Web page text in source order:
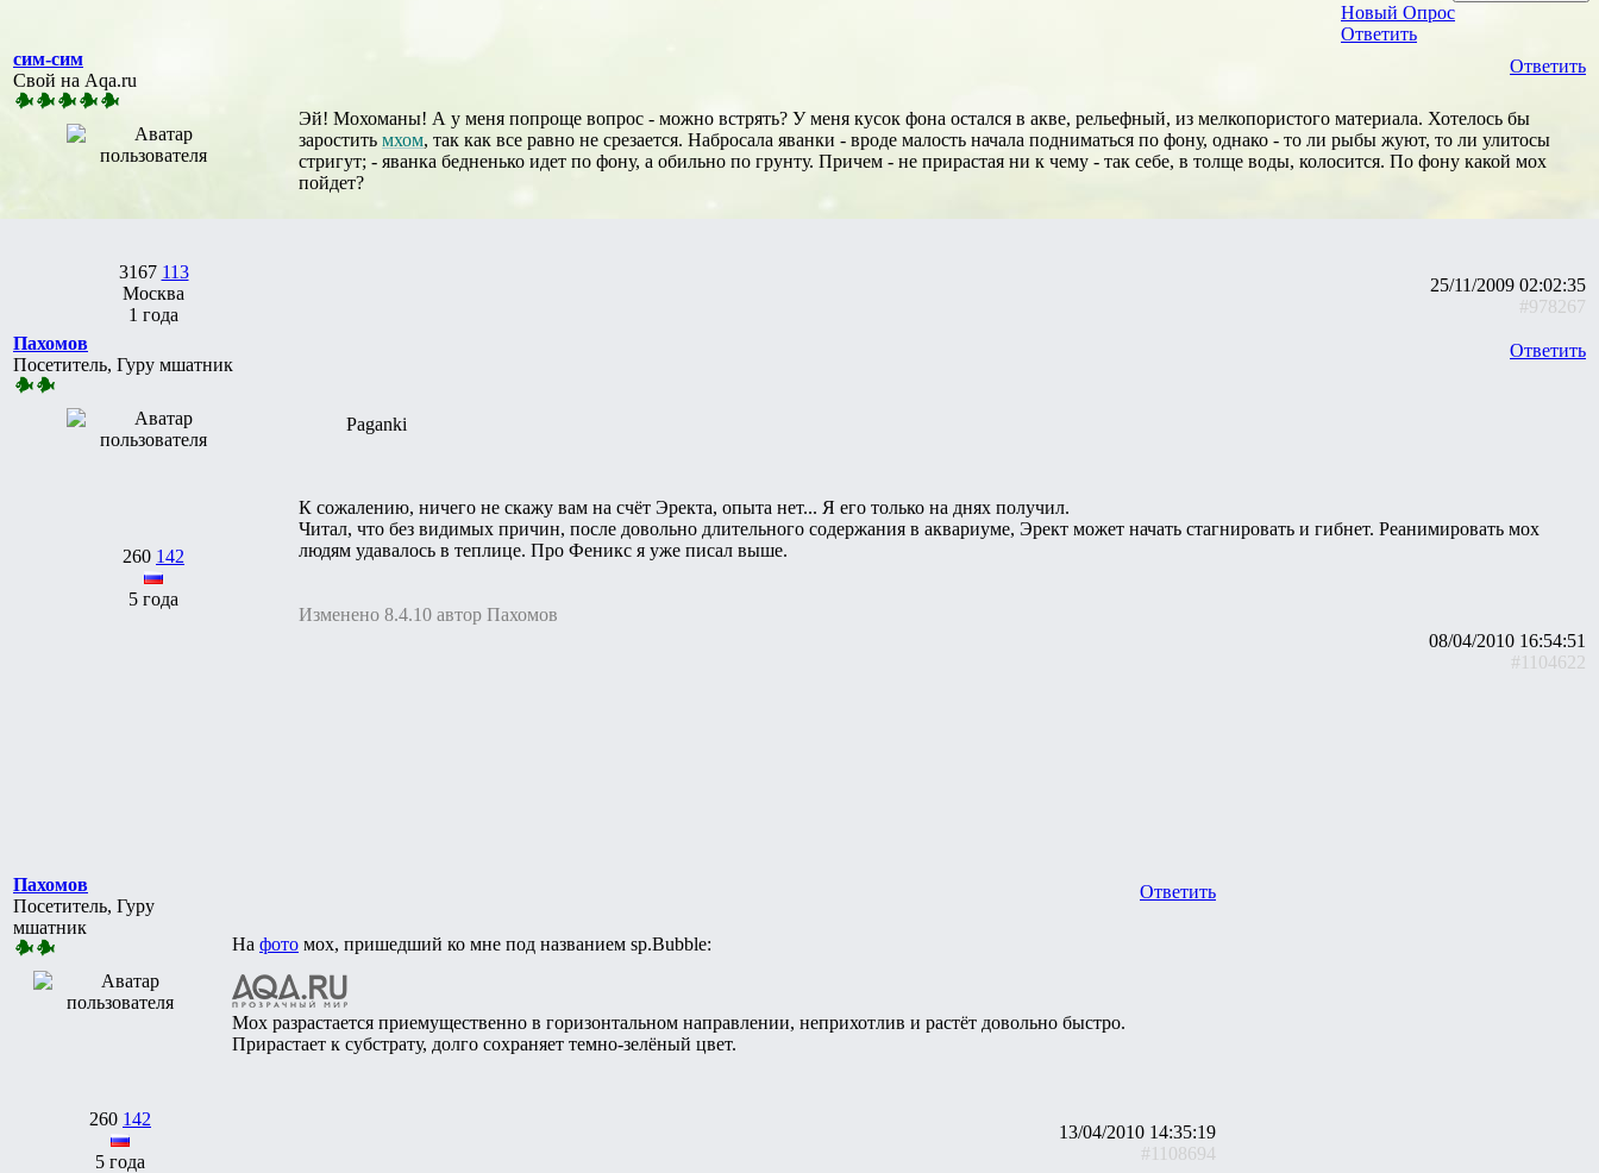
Новый Опрос
Ответить
сим-сим
Свой на Aqa.ru
3167 113
Москва
1 года
Ответить
Эй! Мохоманы! А у меня попроще вопрос - можно встрять? У меня кусок фона остался в акве, рельефный, из мелкопористого материала. Хотелось бы
заростить мхом, так как все равно не срезается. Набросала яванки - вроде малость начала подниматься по фону, однако - то ли рыбы жуют, то ли улитосы
стригут; - яванка бедненько идет по фону, а обильно по грунту. Причем - не прирастая ни к чему - так себе, в толще воды, колосится. По фону какой мох
пойдет?
25/11/2009 02:02:35
#978267
Пахомов
Посетитель, Гуру мшатник
260 142
5 года
Ответить
Paganki
К сожалению, ничего не скажу вам на счёт Эректа, опыта нет... Я его только на днях получил.
Читал, что без видимых причин, после довольно длительного содержания в аквариуме, Эрект может начать стагнировать и гибнет. Реанимировать мох
людям удавалось в теплице. Про Феникс я уже писал выше.
Изменено 8.4.10 автор Пахомов
08/04/2010 16:54:51
#1104622
Пахомов
Посетитель, Гуру
мшатник
260 142
5 года
Ответить
На фото мох, пришедший ко мне под названием sp.Bubble:
Мох разрастается приемущественно в горизонтальном направлении, неприхотлив и растёт довольно быстро.
Прирастает к субстрату, долго сохраняет темно-зелёный цвет.
13/04/2010 14:35:19
#1108694